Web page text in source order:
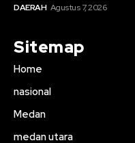
DAERAH Agustus 7, 2026
Sitemap
Home
nasional
Medan
medan utara